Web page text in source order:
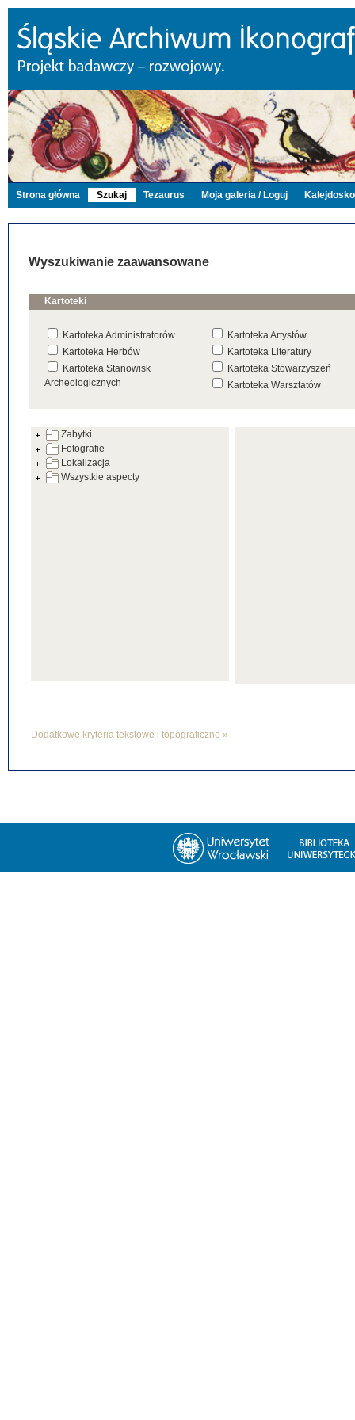
Strona główna Szukaj Tezaurus Moja galeria / Loguj
Wyszukiwanie zaawansowane
Kartoteki
Kartoteka Administratorów
Kartoteka Artystów
Kartoteka Herbów
Kartoteka Literatury
Kartoteka Stanowisk
Archeologicznych
Kartoteka Stowarzyszeń
Kartoteka Warsztatów
Zabytki
Fotografie
Lokalizacja
Wszystkie aspecty
Dodatkowe kryteria tekstowe i topograficzne »